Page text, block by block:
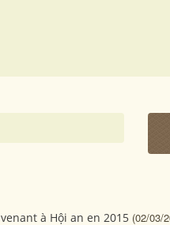
à Hội an en 2015 (02/03/